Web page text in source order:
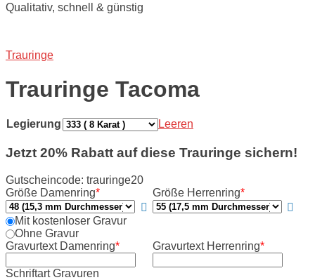
Qualitativ, schnell & günstig
Trauringe
Trauringe Tacoma
Legierung Leeren
Jetzt 20% Rabatt auf diese Trauringe sichern!
Gutscheincode: trauringe20
*
Größe Damenring *
Größe Herrenring
Mit kostenloser Gravur
Ohne Gravur
*
Gravurtext Damenring *
Gravurtext Herrenring
Schriftart Gravuren